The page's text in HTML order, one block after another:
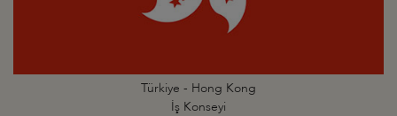
Türkiye - Hong Kong
İş Konseyi